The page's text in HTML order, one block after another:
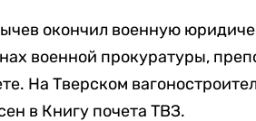
окончил военную
военной прокуратуры,
На Тверском
в Книгу почета ТВЗ.